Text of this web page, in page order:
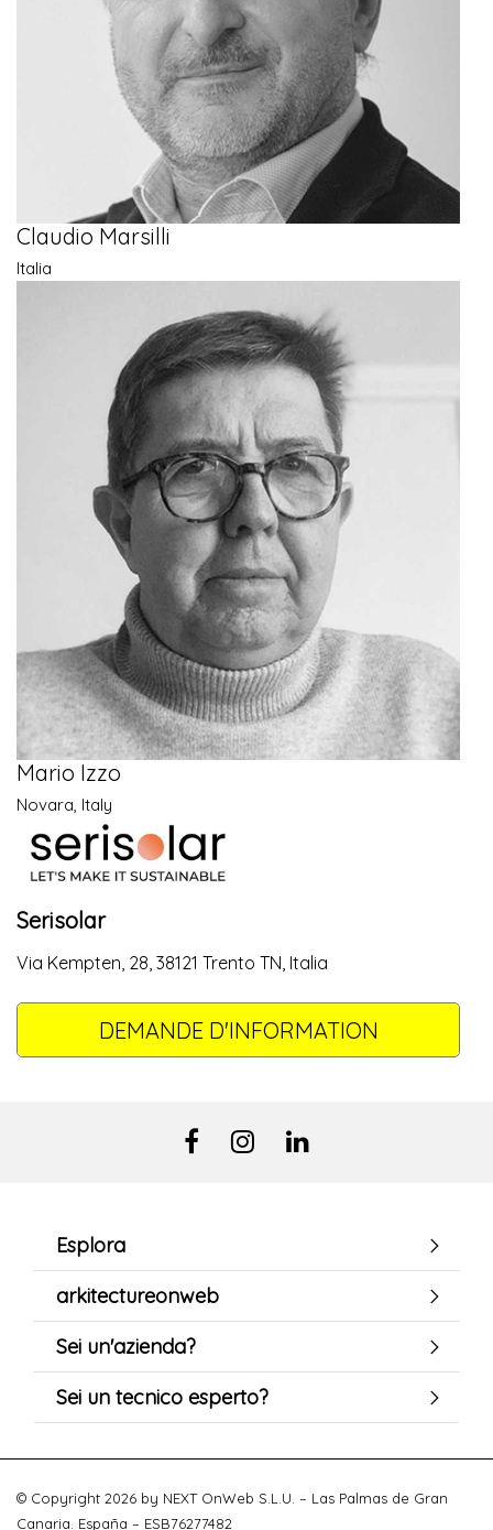
Claudio Marsilli
Italia
Mario Izzo
Novara, Italy
Serisolar
Via Kempten, 28, 38121 Trento TN, Italia
DEMANDE D'INFORMATION
Esplora
arkitectureonweb
Sei un'azienda?
Sei un tecnico esperto?
© Copyright 2026 by NEXT OnWeb S.L.U. – Las Palmas de Gran
Canaria. España – ESB76277482